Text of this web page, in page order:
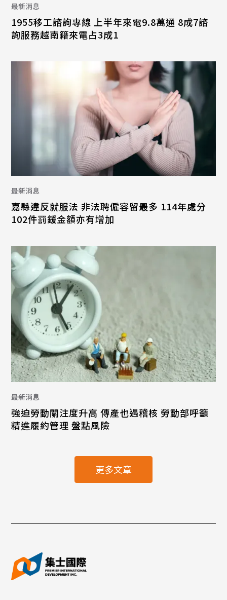
最新消息
1955移工諮詢專線 上半年來電9.8萬通 8成7諮
詢服務越南籍來電占3成1
最新消息
嘉縣違反就服法 非法聘僱容留最多 114年處分
102件罰鍰金額亦有增加
最新消息
強迫勞動關注度升高 傳產也遇稽核 勞動部呼籲
精進履約管理 盤點風險
更多文章